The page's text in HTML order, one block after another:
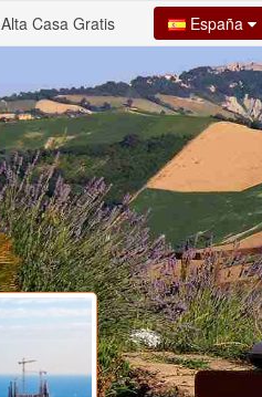
Alta Casa Gratis España